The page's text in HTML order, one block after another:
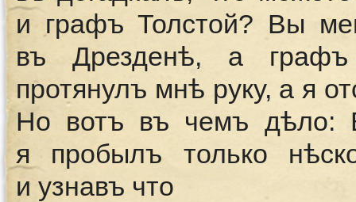
и графъ Толстой? Вы
въ Дрезденѣ, а
протянулъ мнѣ руку, а я
Но вотъ въ чемъ дѣло:
я пробылъ только
и узнавъ что